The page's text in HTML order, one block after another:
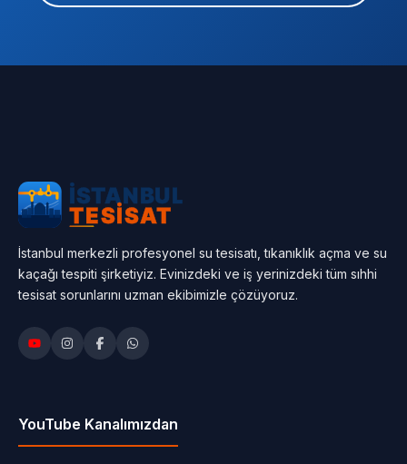
İstanbul merkezli profesyonel su tesisatı, tıkanıklık açma ve su
kaçağı tespiti şirketiyiz. Evinizdeki ve iş yerinizdeki tüm sıhhi
tesisat sorunlarını uzman ekibimizle çözüyoruz.
YouTube Kanalımızdan